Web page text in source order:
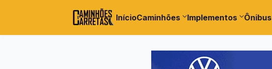
InícioCaminhões Implementos Ônibus